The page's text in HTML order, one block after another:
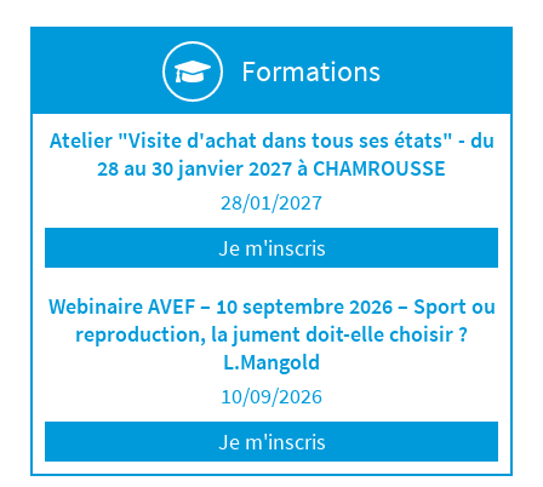
Formations
Atelier "Visite d'achat dans tous ses états" - du
28 au 30 janvier 2027 à CHAMROUSSE
28/01/2027
Je m'inscris
Webinaire AVEF – 10 septembre 2026 – Sport ou
reproduction, la jument doit-elle choisir ?
L.Mangold
10/09/2026
Je m'inscris